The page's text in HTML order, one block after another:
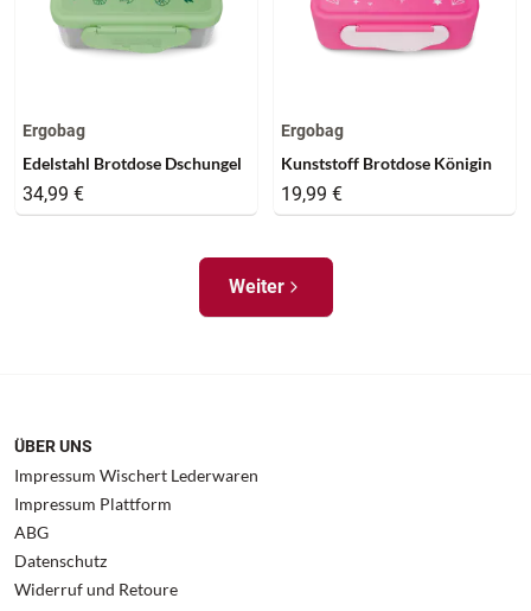
Ergobag
Edelstahl Brotdose Dschungel
34,99 €
Ergobag
Kunststoff Brotdose Königin
19,99 €
Weiter
ÜBER UNS
Impressum Wischert Lederwaren
Impressum Plattform
ABG
Datenschutz
Widerruf und Retoure